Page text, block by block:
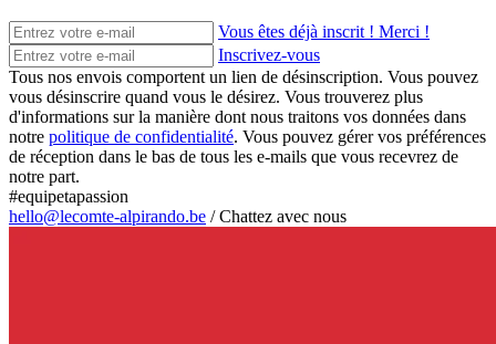
Vous êtes déjà inscrit ! Merci !
Inscrivez-vous
Tous nos envois comportent un lien de désinscription. Vous pouvez
vous désinscrire quand vous le désirez. Vous trouverez plus
d'informations sur la manière dont nous traitons vos données dans
notre politique de confidentialité. Vous pouvez gérer vos préférences
de réception dans le bas de tous les e-mails que vous recevrez de
notre part.
#equipetapassion
hello@lecomte-alpirando.be /Chattez avec nous